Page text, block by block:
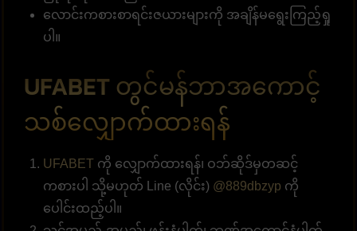
လောင်းကစားစာရင်းဇယားများကို အချိန်မရွေးကြည့်ရှု
ပါ။
UFABET တွင်မန်ဘာအကောင့်
သစ်လျှောက်ထားရန်
UFABET ကို လျှောက်ထားရန်၊ ဝဘ်ဆိုဒ်မှတဆင့်
ကစားပါ သို့မဟုတ် Line (လိုင်း) @889dbzyp ကို
ပေါင်းထည့်ပါ။